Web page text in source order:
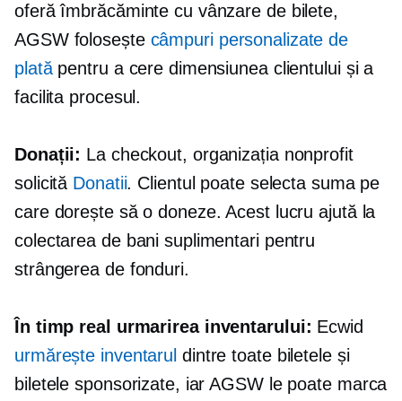
oferă îmbrăcăminte cu vânzare de bilete,
AGSW folosește câmpuri personalizate de
platăpentru a cere dimensiunea clientului și a
facilita procesul.
Donații: La checkout, organizația nonprofit
solicită Donatii. Clientul poate selecta suma pe
care dorește să o doneze. Acest lucru ajută la
colectarea de bani suplimentari pentru
strângerea de fonduri.
În timp real urmarirea inventarului: Ecwid
urmărește inventarul dintre toate biletele și
biletele sponsorizate, iar AGSW le poate marca